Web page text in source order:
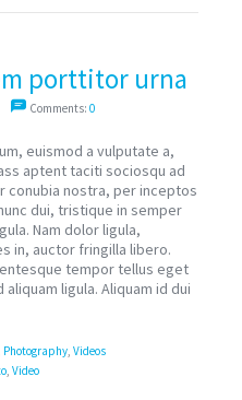
porttitor urna
sagittis
Comments: 0
euismod a vulputate a,
aptent taciti sociosqu ad
conubia nostra, per inceptos
dui, tristique in semper
Nam dolor ligula,
in, auctor fringilla libero.
tempor tellus eget
ligula. Aliquam id dui
Photography, Videos
, Video